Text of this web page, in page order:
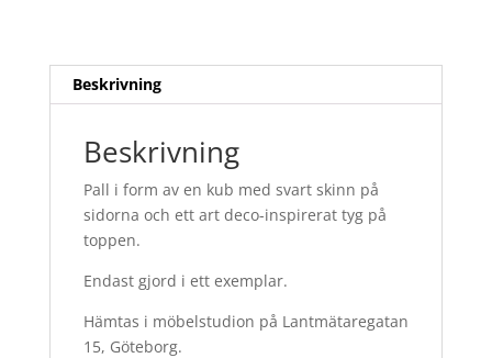
Beskrivning
Beskrivning
Pall i form av en kub med svart skinn på
sidorna och ett art deco-inspirerat tyg på
toppen.
Endast gjord i ett exemplar.
Hämtas i möbelstudion på Lantmätaregatan
15, Göteborg.